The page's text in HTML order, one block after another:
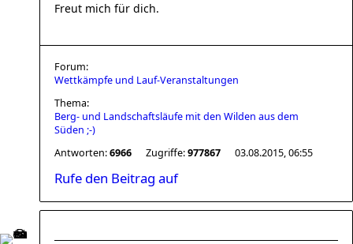
Freut mich für dich.
Forum:
Wettkämpfe und Lauf-Veranstaltungen
Thema:
Berg- und Landschaftsläufe mit den Wilden aus dem
Süden ;-)
Antworten:6966 Zugriffe:977867 03.08.2015, 06:55
Rufe den Beitrag auf